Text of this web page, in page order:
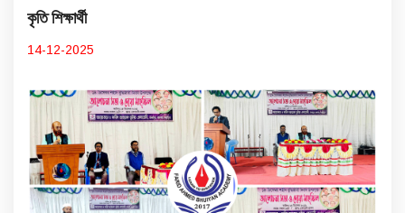
কৃতি শিক্ষার্থী
14-12-2025